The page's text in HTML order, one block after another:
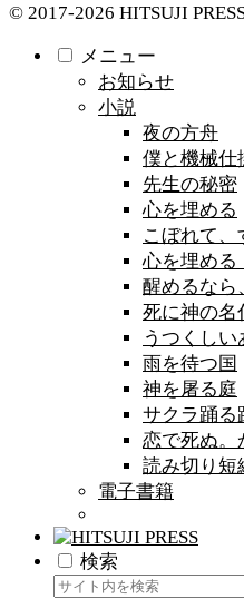
© 2017-2026 HITSUJI
メニュー
お知らせ
小説
夜の方舟
僕と機械仕
先生の秘密
心を埋める
こぼれて、
心を埋める
醒めるなら
死に神の名
うつくしい
雨を待つ国
神を屠る庭
サクラ踊る
恋で死ぬ。
読み切り短
電子書籍
検索